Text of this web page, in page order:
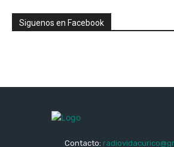
Siguenos en Facebook
Contacto: